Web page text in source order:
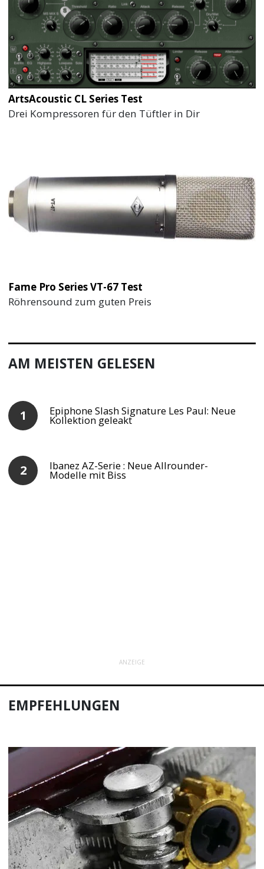
ArtsAcoustic CL Series Test
Drei Kompressoren für den Tüftler in Dir
Fame Pro Series VT-67 Test
Röhrensound zum guten Preis
AM MEISTEN GELESEN
Epiphone Slash Signature Les Paul: Neue
Kollektion geleakt
Ibanez AZ-Serie : Neue Allrounder-
Modelle mit Biss
ANZEIGE
EMPFEHLUNGEN